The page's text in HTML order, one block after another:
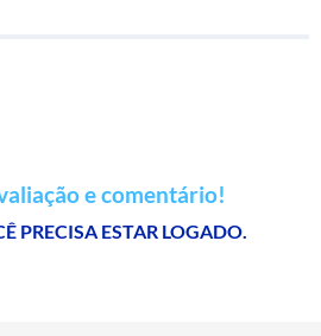
e comentário!
PRECISA ESTAR LOGADO.